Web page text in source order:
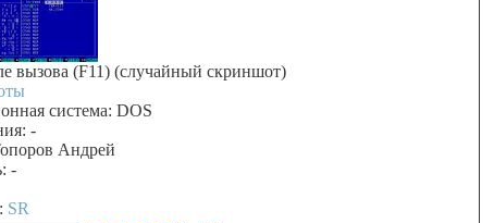
вызова (F11) (случайный скриншот)
система: DOS
-
Андрей
-
SR